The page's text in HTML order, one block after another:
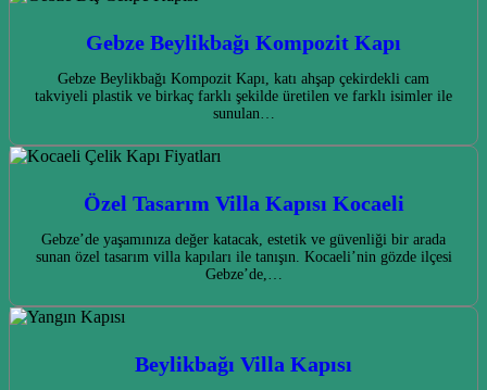
Gebze Beylikbağı Kompozit Kapı
Gebze Beylikbağı Kompozit Kapı, katı ahşap çekirdekli cam
takviyeli plastik ve birkaç farklı şekilde üretilen ve farklı isimler ile
sunulan…
Özel Tasarım Villa Kapısı Kocaeli
Gebze’de yaşamınıza değer katacak, estetik ve güvenliği bir arada
sunan özel tasarım villa kapıları ile tanışın. Kocaeli’nin gözde ilçesi
Gebze’de,…
Beylikbağı Villa Kapısı